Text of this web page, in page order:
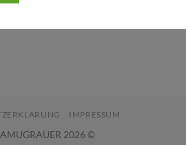
IMPRESSUM
2026 ©